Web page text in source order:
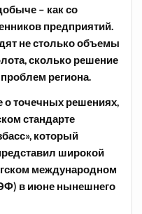
– как со
предприятий.
не столько объемы
сколько решение
региона.
о точечных решениях,
стандарте
который
широкой
международном
в июне нынешнего